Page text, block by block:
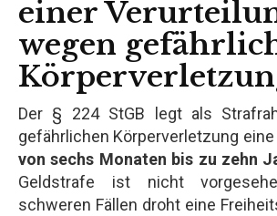
einer
wegen
Der § 224 StGB legt als
gefährlichen Körperverletzung eine
von sechs Monaten bis zu zehn
Geldstrafe ist nicht
schweren Fällen droht eine